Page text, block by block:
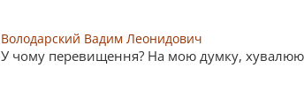
Володарский Вадим Леонидович
У чому перевищення? На мою думку,